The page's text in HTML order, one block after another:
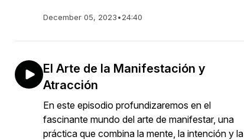
December 05, 2023•24:40
El Arte de la Manifestación y
Atracción
En este episodio profundizaremos en el
fascinante mundo del arte de manifestar, una
práctica que combina la mente, la intención y la